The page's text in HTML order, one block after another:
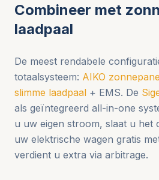
Combineer met
laadpaal
De meest rendabele
totaalsysteem: AIKO
slimme laadpaal + EMS. De
als geïntegreerd all-in-one
u uw eigen stroom, slaat u het
uw elektrische wagen gratis
verdient u extra via arbitrage.